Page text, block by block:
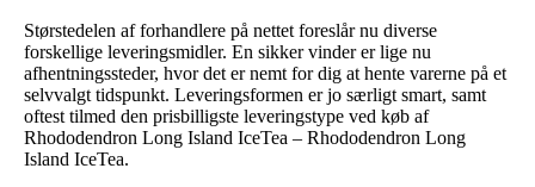
Størstedelen af forhandlere på nettet foreslår nu diverse
forskellige leveringsmidler. En sikker vinder er lige nu
afhentningssteder, hvor det er nemt for dig at hente varerne på et
selvvalgt tidspunkt. Leveringsformen er jo særligt smart, samt
oftest tilmed den prisbilligste leveringstype ved køb af
Rhododendron Long Island IceTea – Rhododendron Long
Island IceTea.